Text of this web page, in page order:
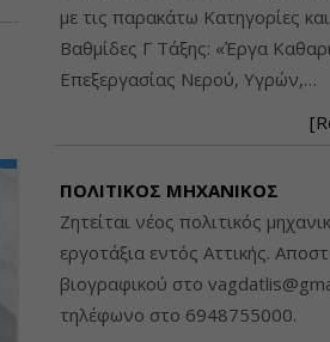
με τις παρακάτω Κατηγορίες και
Βαθμίδες Γ Τάξης: «Έργα
Επεξεργασίας Νερού, Υγρών,…
ΠΟΛΙΤΙΚΟΣ ΜΗΧΑΝΙΚΟΣ
Ζητείται νέος πολιτικός
εργοτάξια εντός Αττικής.
βιογραφικού στο
τηλέφωνο στο 6948755000.
Τιμή
Τιμή